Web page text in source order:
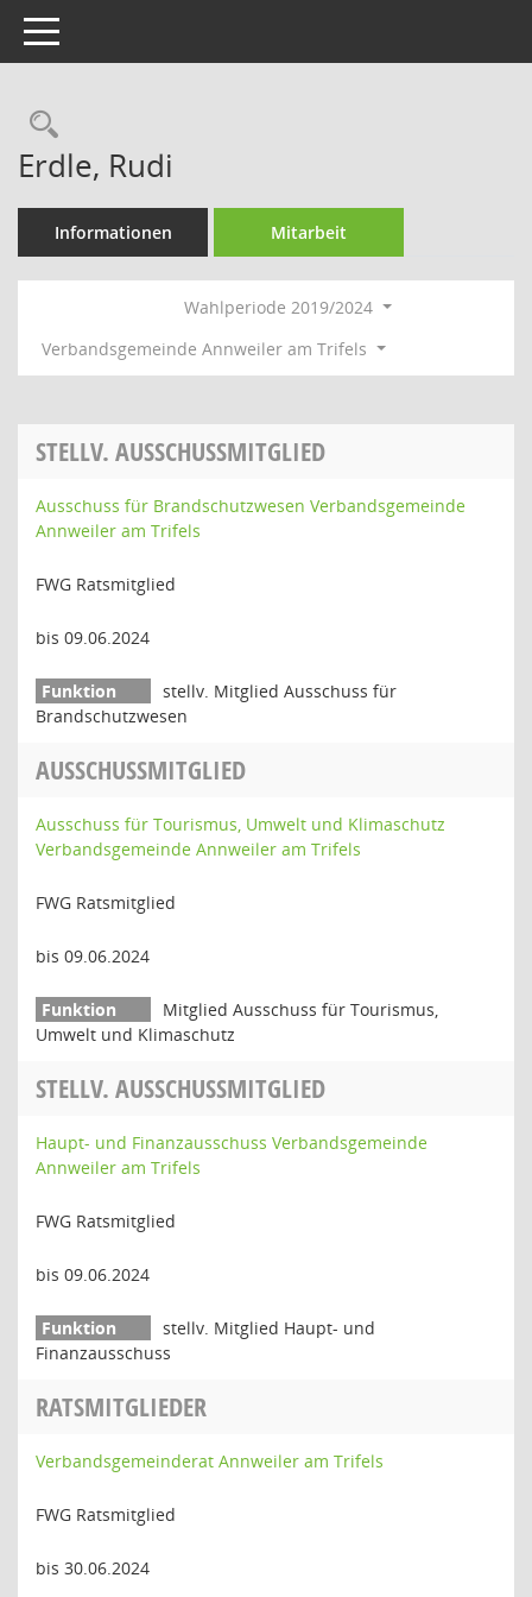
Toggle navigation
Rechercheauswahl
Erdle, Rudi
Informationen Mitarbeit
Wahlperiode 2019/2024
Verbandsgemeinde Annweiler am Trifels
STELLV. AUSSCHUSSMITGLIED
Ausschuss für Brandschutzwesen Verbandsgemeinde
Annweiler am Trifels
FWG Ratsmitglied
bis 09.06.2024
stellv. Mitglied Ausschuss für
Brandschutzwesen
AUSSCHUSSMITGLIED
Ausschuss für Tourismus, Umwelt und Klimaschutz
Verbandsgemeinde Annweiler am Trifels
FWG Ratsmitglied
bis 09.06.2024
Mitglied Ausschuss für Tourismus,
Umwelt und Klimaschutz
STELLV. AUSSCHUSSMITGLIED
Haupt- und Finanzausschuss Verbandsgemeinde
Annweiler am Trifels
FWG Ratsmitglied
bis 09.06.2024
stellv. Mitglied Haupt- und
Finanzausschuss
RATSMITGLIEDER
Verbandsgemeinderat Annweiler am Trifels
FWG Ratsmitglied
bis 30.06.2024